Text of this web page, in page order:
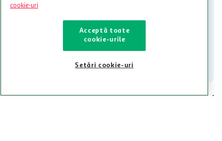
Iti stam mereu la dispozitie.
021-9141 contact@auchan.ro
Contact
Pentru tine
cookie-uri
Acceptă toate
cookie-urile
Setări cookie-uri